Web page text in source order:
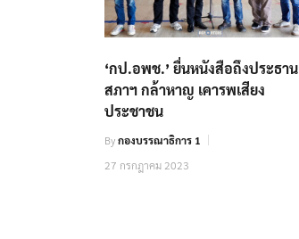
‘กป.อพช.’ ยื่นหนังสือถึงประธาน
สภาฯ กล้าหาญ เคารพเสียง
ประชาชน
Byกองบรรณาธิการ 1
27 กรกฎาคม 2023